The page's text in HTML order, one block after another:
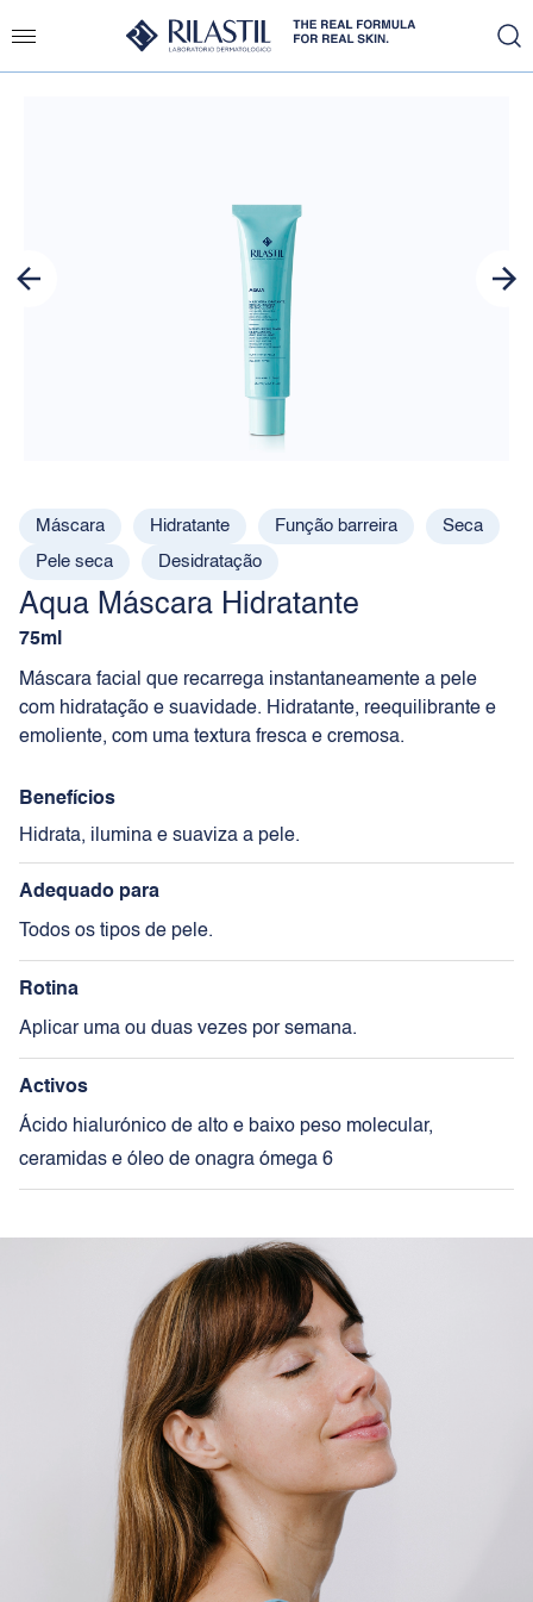
Máscara Hidratante Função barreira
Seca
Pele seca
Desidratação
Aqua Máscara Hidratante
75ml
Máscara facial que recarrega instantaneamente a pele
com hidratação e suavidade. Hidratante, reequilibrante e
emoliente, com uma textura fresca e cremosa.
Benefícios
Hidrata, ilumina e suaviza a pele.
Adequado para
Todos os tipos de pele.
Rotina
Aplicar uma ou duas vezes por semana.
Activos
Ácido hialurónico de alto e baixo peso molecular,
ceramidas e óleo de onagra ómega 6